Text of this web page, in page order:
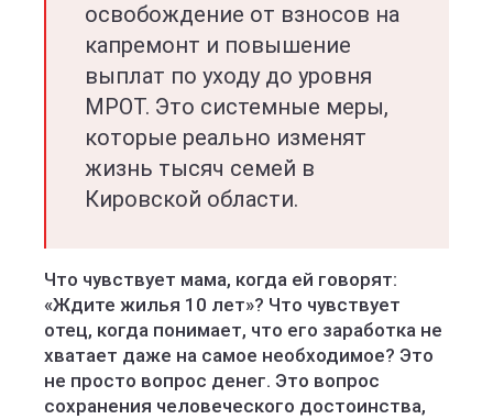
освобождение от взносов на
капремонт и повышение
выплат по уходу до уровня
МРОТ. Это системные меры,
которые реально изменят
жизнь тысяч семей в
Кировской области.
Что чувствует мама, когда ей говорят:
«Ждите жилья 10 лет»? Что чувствует
отец, когда понимает, что его заработка не
хватает даже на самое необходимое? Это
не просто вопрос денег. Это вопрос
сохранения человеческого достоинства,